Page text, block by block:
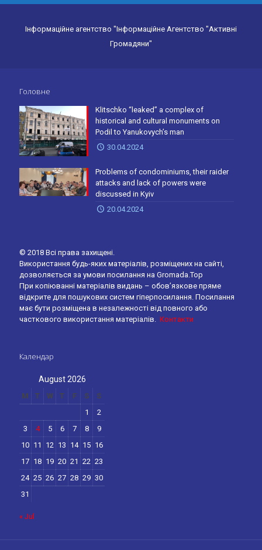
Інформаційне агентство "Інформаційне Агентство "Активні
Громадяни"
Головне
Klitschko “leaked” a complex of
historical and cultural monuments on
Podil to Yanukovych’s man
30.04.2024
Problems of condominiums, their raider
attacks and lack of powers were
discussed in Kyiv
20.04.2024
© 2018 Всі права захищені.
Використання будь-яких матеріалів, розміщених на сайті,
дозволяється за умови посилання на Gromada.Top
При копіюванні матеріалів видань – обов’язкове пряме
відкрите для пошукових систем гіперпосилання. Посилання
має бути розміщена в незалежності від повного або
часткового використання матеріалів. Контакти
Календар
August 2026
M T W T F S
S
1
2
3
4 5 6 7 8
9
10 11 12 13 14 15 16
17 18 19 20 21 22 23
24 25 26 27 28 29 30
31
« Jul